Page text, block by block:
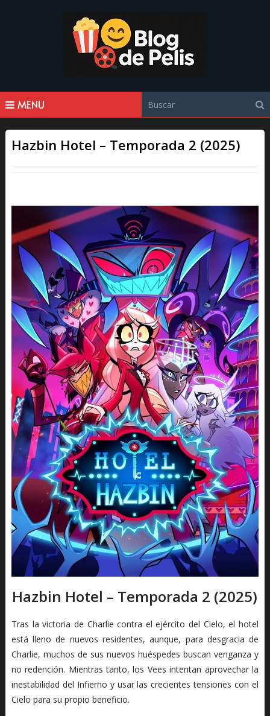
MENU
Hazbin Hotel – Temporada 2 (2025)
Hazbin Hotel – Temporada 2 (2025)
Tras la victoria de Charlie contra el ejército del Cielo, el hotel
está lleno de nuevos residentes, aunque, para desgracia de
Charlie, muchos de sus nuevos huéspedes buscan venganza y
no redención. Mientras tanto, los Vees intentan aprovechar la
inestabilidad del Infierno y usar las crecientes tensiones con el
Cielo para su propio beneficio.